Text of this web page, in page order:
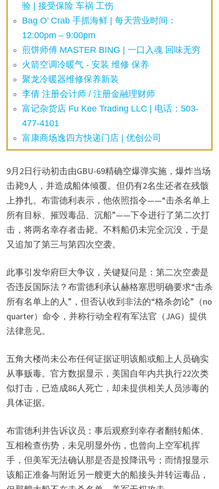
验 | 接受保险 车祸 工伤
Bag O’ Crab 手抓海鲜 | 每天营业时间：
12:00pm – 9:00pm
煎饼师傅 MASTER BING | 一口入魂 回味无穷
火箭空调冷暖气 - 安装 维修 保养
聚龙冷暖器维修保养新装
李倩 注册会计师 / 注册金融理财师
富记杂货店 Fu Kee Trading LLC | 电话：503-
477-4101
富康商场逸四方快递门店 | 优创公司
9月2日行动初击由GBU-69精确空爆弹实施，爆炸当场
击毙9人，并造成船体倾覆。但仍有2名生还者在残骸
上挣扎。布雷德利表示，他依照指令——“击杀名单上
所有目标、摧毁毒品、沉船”——下令进行了第二次打
击，将两名幸存者击毙。不料船仍未完全沉没，于是
又追加了第三与第四次空袭。
此事引发华府巨大争议，关键疑问是：第二次空袭是
否违反国际法？布雷德利承认赫格塞思明确要求“击杀
所有名单上的人”，但否认收到非法的“格杀勿论”（no
quarter）命令，并称行动全程有军法官（JAG）提供
法律意见。
五角大楼尚未公布任何证据证明该船或船上人员确实
从事贩毒。官方数据显示，美国自年内共执行22次类
似打击，已造成86人死亡，却未提供相关人员涉毒的
具体证据。
布雷德利并告诉议员：事后观察到幸存者翻转船体、
互相检查伤势，未见明显外伤，也曾向上空军机挥
手，但美军无法确认那是否是投降讯号；而情报显示
该船正准备与附近另一艘更大的船接头并转运毒品，